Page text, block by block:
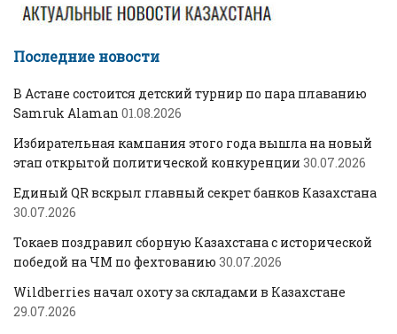
Последние новости
В Астане состоится детский турнир по пара плаванию
Samruk Alaman 01.08.2026
Избирательная кампания этого года вышла на новый
этап открытой политической конкуренции 30.07.2026
Единый QR вскрыл главный секрет банков Казахстана
30.07.2026
Токаев поздравил сборную Казахстана с исторической
победой на ЧМ по фехтованию 30.07.2026
Wildberries начал охоту за складами в Казахстане
29.07.2026